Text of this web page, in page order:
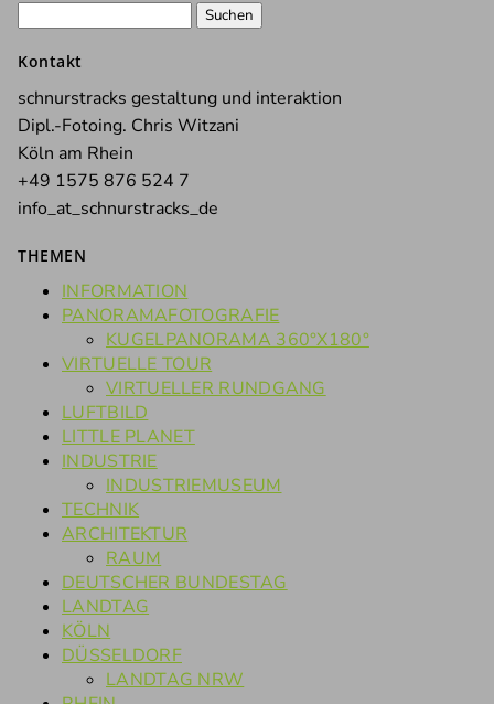
Kontakt
schnurstracks gestaltung und interaktion
Dipl.-Fotoing. Chris Witzani
Köln am Rhein
+49 1575 876 524 7
info_at_schnurstracks_de
THEMEN
INFORMATION
PANORAMAFOTOGRAFIE
KUGELPANORAMA 360°X180°
VIRTUELLE TOUR
VIRTUELLER RUNDGANG
LUFTBILD
LITTLE PLANET
INDUSTRIE
INDUSTRIEMUSEUM
TECHNIK
ARCHITEKTUR
RAUM
DEUTSCHER BUNDESTAG
LANDTAG
KÖLN
DÜSSELDORF
LANDTAG NRW